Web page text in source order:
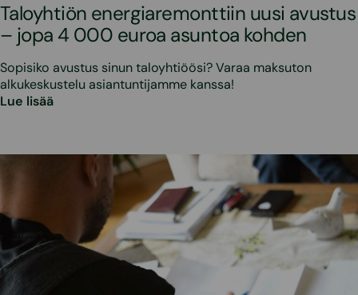
Taloyhtiön energiaremonttiin uusi avustus
– jopa 4 000 euroa asuntoa kohden
Sopisiko avustus sinun taloyhtiöösi? Varaa maksuton
alkukeskustelu asiantuntijamme kanssa!
Lue lisää